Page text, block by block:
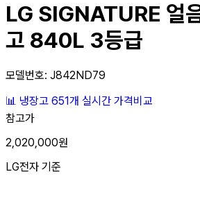
LG SIGNATURE 얼
고 840L 3등급
모델번호: J842ND79
📊 냉장고 651개 실시간 가격비교
참고가
2,020,000원
LG전자 기준